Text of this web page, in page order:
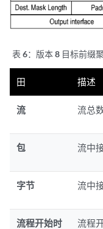
表 6： 版本 8 目标前缀
田 描述
流 流总
包 流中
字节 流中
流程开始时
流程